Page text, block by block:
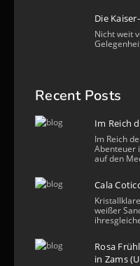
Die
Nicht weit
Recent Posts
Im Reich
Im Reich
Abenteuer
auf den
Cala
weißer
Rosa
in Zams